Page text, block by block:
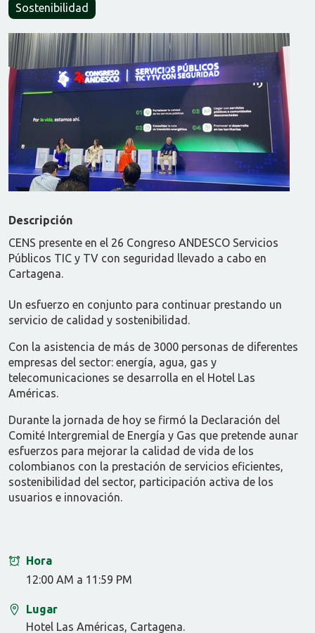
Sostenibilidad
Descripción
CENS presente en el 26 Congreso ANDESCO Servicios
Públicos TIC y TV con seguridad llevado a cabo en
Cartagena.
Un esfuerzo en conjunto para continuar prestando un
servicio de calidad y sostenibilidad.
Con la asistencia de más de 3000 personas de diferentes
empresas del sector: energía, agua, gas y
telecomunicaciones se desarrolla en el Hotel Las
Américas.
Durante la jornada de hoy se firmó la Declaración del
Comité Intergremial de Energía y Gas que pretende aunar
esfuerzos para mejorar la calidad de vida de los
colombianos con la prestación de servicios eficientes,
sostenibilidad del sector, participación activa de los
usuarios e innovación.
Hora
12:00 AM a 11:59 PM
Lugar
Hotel Las Américas, Cartagena.